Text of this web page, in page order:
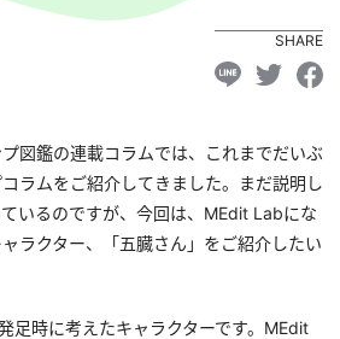
SHARE
図鑑の連載コラムでは、これまでだいぶ
ラムをご紹介してきました。まだ説明し
いるのですが、今回は、MEdit Labにな
ラクター、「五臓さん」をご紹介したい
足時に考えたキャラクターです。MEdit